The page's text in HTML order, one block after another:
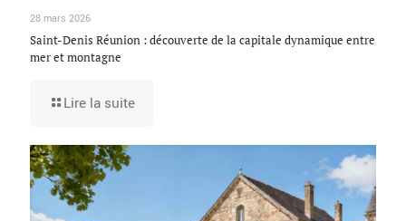
28 mars 2026
Saint-Denis Réunion : découverte de la capitale dynamique entre
mer et montagne
Lire la suite